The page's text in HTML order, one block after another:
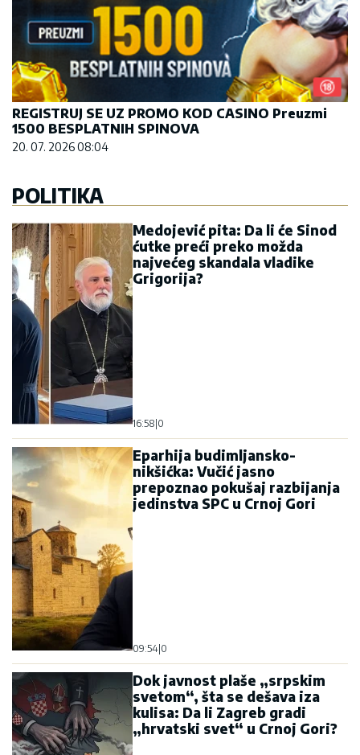
REGISTRUJ SE UZ PROMO KOD CASINO Preuzmi
1500 BESPLATNIH SPINOVA
20. 07. 2026 08:04
POLITIKA
Medojević pita: Da li će Sinod
ćutke preći preko možda
najvećeg skandala vladike
Grigorija?
16:58|0
Eparhija budimljansko-
nikšićka: Vučić jasno
prepoznao pokušaj razbijanja
jedinstva SPC u Crnoj Gori
09:54|0
Dok javnost plaše „srpskim
svetom“, šta se dešava iza
kulisa: Da li Zagreb gradi
„hrvatski svet“ u Crnoj Gori?